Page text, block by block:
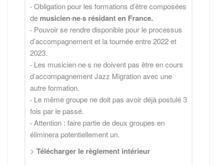
· Obligation pour les formations d’être composées
de musicien·ne·s résidant en France.
· Pouvoir se rendre disponible pour le processus
d’accompagnement et la tournée entre 2022 et
2023.
· Les musicien·ne·s ne doivent pas être en cours
d’accompagnement Jazz Migration avec une
autre formation.
· Le même groupe ne doit pas avoir déjà postulé 3
fois par le passé.
· Attention : faire partie de deux groupes en
éliminera potentiellement un.
> Télécharger le règlement intérieur